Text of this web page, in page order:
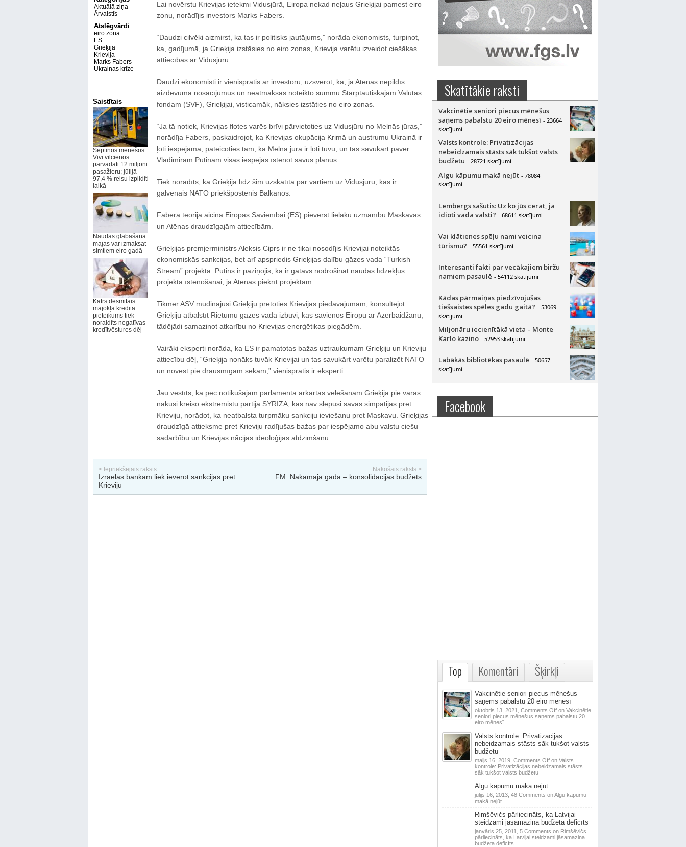
Aktuālā ziņa
Ārvalstīs
Atslēgvārdi
eiro zona
ES
Grieķija
Krievija
Marks Fabers
Ukrainas krīze
Saistītais
Septiņos mēnešos
Vivi vilcienos
pārvadāti 12 miljoni
pasažieru; jūlijā
97,4 % reisu izpildīti
laikā
Naudas glabāšana
mājās var izmaksāt
simtiem eiro gadā
Katrs desmitais
mājokļa kredīta
pieteikums tiek
noraidīts negatīvas
kredītvēstures dēļ
Lai novērstu Krievijas ietekmi Vidusjūrā, Eiropa nekad neļaus Grieķijai pamest eiro
zonu, norādījis investors Marks Fabers.
“Daudzi cilvēki aizmirst, ka tas ir politisks jautājums,” norāda ekonomists, turpinot,
ka, gadījumā, ja Grieķija izstāsies no eiro zonas, Krievija varētu izveidot ciešākas
attiecības ar Vidusjūru.
Daudzi ekonomisti ir vienisprātis ar investoru, uzsverot, ka, ja Atēnas nepildīs
aizdevuma nosacījumus un neatmaksās noteikto summu Starptautiskajam Valūtas
fondam (SVF), Grieķijai, visticamāk, nāksies izstāties no eiro zonas.
“Ja tā notiek, Krievijas flotes varēs brīvi pārvietoties uz Vidusjūru no Melnās jūras,”
norādīja Fabers, paskaidrojot, ka Krievijas okupācija Krimā un austrumu Ukrainā ir
ļoti iespējama, pateicoties tam, ka Melnā jūra ir ļoti tuvu, un tas savukārt paver
Vladimiram Putinam visas iespējas īstenot savus plānus.
Tiek norādīts, ka Grieķija līdz šim uzskatīta par vārtiem uz Vidusjūru, kas ir
galvenais NATO priekšpostenis Balkānos.
Fabera teorija aicina Eiropas Savienībai (ES) pievērst lielāku uzmanību Maskavas
un Atēnas draudzīgajām attiecībām.
Grieķijas premjerministrs Aleksis Ciprs ir ne tikai nosodījis Krievijai noteiktās
ekonomiskās sankcijas, bet arī apspriedis Grieķijas dalību gāzes vada “Turkish
Stream” projektā. Putins ir paziņojis, ka ir gatavs nodrošināt naudas līdzekļus
projekta īstenošanai, ja Atēnas piekrīt projektam.
Tikmēr ASV mudinājusi Grieķiju pretoties Krievijas piedāvājumam, konsultējot
Grieķiju atbalstīt Rietumu gāzes vada izbūvi, kas savienos Eiropu ar Azerbaidžānu,
tādējādi samazinot atkarību no Krievijas enerģētikas piegādēm.
Vairāki eksperti norāda, ka ES ir pamatotas bažas uztraukumam Grieķiju un Krieviju
attiecību dēļ, “Grieķija nonāks tuvāk Krievijai un tas savukārt varētu paralizēt NATO
un novest pie drausmīgām sekām,” vienisprātis ir eksperti.
Jau vēstīts, ka pēc notikušajām parlamenta ārkārtas vēlēšanām Grieķijā pie varas
nākusi kreiso ekstrēmistu partija SYRIZA, kas nav slēpusi savas simpātijas pret
Krieviju, norādot, ka neatbalsta turpmāku sankciju ieviešanu pret Maskavu. Grieķijas
draudzīgā attieksme pret Krieviju radījušas bažas par iespējamo abu valstu ciešu
sadarbību un Krievijas nācijas ideoloģijas atdzimšanu.
< Iepriekšējais raksts
Izraēlas bankām liek ievērot sankcijas pret
Krieviju
Nākošais raksts >
FM: Nākamajā gadā – konsolidācijas budžets
Skatītākie raksti
Vakcinētie seniori piecus mēnešus
saņems pabalstu 20 eiro mēnesī - 23664
skatījumi
Valsts kontrole: Privatizācijas
nebeidzamais stāsts sāk tukšot valsts
budžetu - 28721 skatījumi
Algu kāpumu makā nejūt - 78084
skatījumi
Lembergs sašutis: Uz ko jūs cerat, ja
idioti vada valsti? - 68611 skatījumi
Vai klātienes spēļu nami veicina
tūrismu? - 55561 skatījumi
Interesanti fakti par vecākajiem biržu
namiem pasaulē - 54112 skatījumi
Kādas pārmaiņas piedzīvojušas
tiešsaistes spēles gadu gaitā? - 53069
skatījumi
Miljonāru iecienītākā vieta – Monte
Karlo kazino - 52953 skatījumi
Labākās bibliotēkas pasaulē - 50657
skatījumi
Facebook
Top Komentāri Šķirkļi
Vakcinētie seniori piecus mēnešus
saņems pabalstu 20 eiro mēnesī
oktobris 13, 2021, Comments Offon Vakcinētie
seniori piecus mēnešus saņems pabalstu 20
eiro mēnesī
Valsts kontrole: Privatizācijas
nebeidzamais stāsts sāk tukšot valsts
budžetu
maijs 16, 2019, Comments Offon Valsts
kontrole: Privatizācijas nebeidzamais stāsts
sāk tukšot valsts budžetu
Algu kāpumu makā nejūt
jūlijs 16, 2013, 48 Comments on Algu kāpumu
makā nejūt
Rimšēvičs pārliecināts, ka Latvijai
steidzami jāsamazina budžeta deficīts
janvāris 25, 2011, 5 Comments on Rimšēvičs
pārliecināts, ka Latvijai steidzami jāsamazina
budžeta deficīts